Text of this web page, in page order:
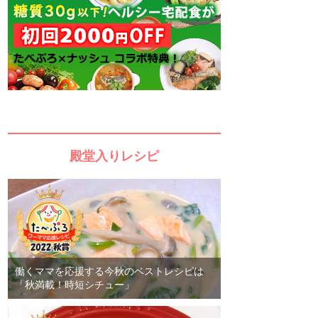
殿堂入りレシピ
働くママを応援する今秋のベストレシピは
「秋満載！時短シチュー」